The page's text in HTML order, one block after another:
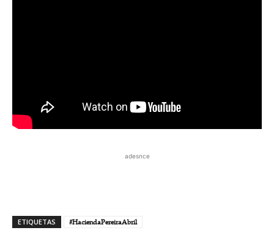
adesnce
ETIQUETAS #HaciendaPereiraAbril